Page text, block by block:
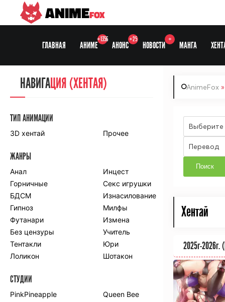
ANIMEFOX
ГЛАВНАЯ АНИМЕ
+1356
АНОНС
+25
НОВОСТИ
+
МАНГА
AnimeFox
Выберите
Перевод
Хентай
2025г-2026г.
НАВИГАЦИЯ
СЕЗОНЫ
Anidub
Animedia
Kansai studio
Onibaku
Shiza project
ПО ЖАНРАМ
Комедия
Приключения
Романтика
Школа
Этти
Боевые
искусства
Гарем
Драма
Игры
НАВИГАЦИЯ (ХЕНТАЯ)
ТИП АНИМАЦИИ
3D хентай Прочее
ЖАНРЫ
Анал
Инцест
Горничные
Секс игрушки
БДСМ
Изнасилование
Гипноз
Милфы
Футанари
Измена
Без цензуры
Учитель
Тентакли
Юри
Лоликон
Шотакон
СТУДИИ
PinkPineapple
Queen Bee